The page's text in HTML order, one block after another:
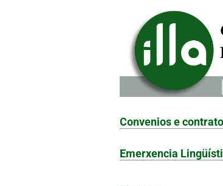
Convenios e
Emerxencia